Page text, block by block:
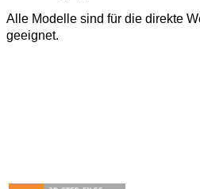
Alle Modelle sind für die direkte
geeignet.